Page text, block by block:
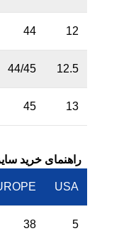
12
44
12.5
44/45
13
45
راهنمای خرید
USA
5
38